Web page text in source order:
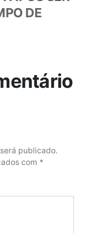
DE
publicado.
com *